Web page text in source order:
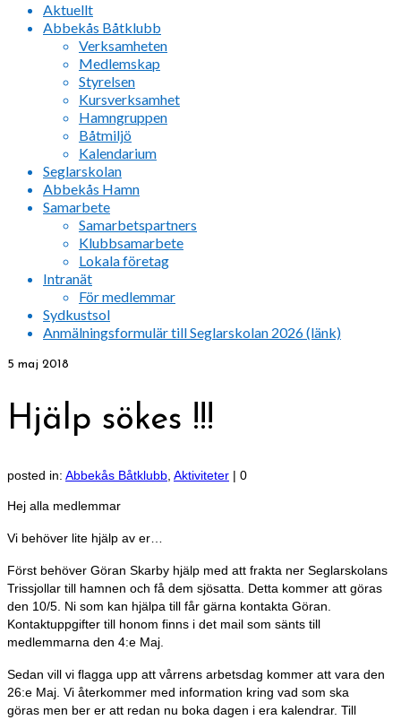
Aktuellt
Abbekås Båtklubb
Verksamheten
Medlemskap
Styrelsen
Kursverksamhet
Hamngruppen
Båtmiljö
Kalendarium
Seglarskolan
Abbekås Hamn
Samarbete
Samarbetspartners
Klubbsamarbete
Lokala företag
Intranät
För medlemmar
Sydkustsol
Anmälningsformulär till Seglarskolan 2026 (länk)
5 maj 2018
Hjälp sökes !!!
posted in: Abbekås Båtklubb Aktiviteter | 0
Hej alla medlemmar
Vi behöver lite hjälp av er…
Först behöver Göran Skarby hjälp med att frakta ner Seglarskolans
Trissjollar till hamnen och få dem sjösatta. Detta kommer att göras
den 10/5. Ni som kan hjälpa till får gärna kontakta Göran.
Kontaktuppgifter till honom finns i det mail som sänts till
medlemmarna den 4:e Maj.
Sedan vill vi flagga upp att vårrens arbetsdag kommer att vara den
26:e Maj. Vi återkommer med information kring vad som ska
göras men ber er att redan nu boka dagen i era kalendrar. Till